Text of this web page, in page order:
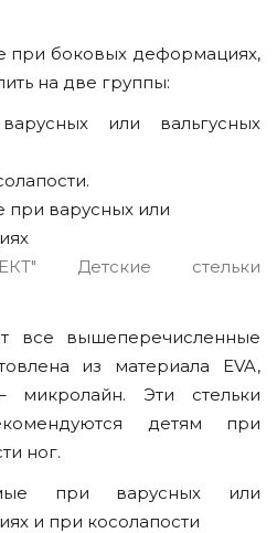
при боковых деформациях,
на две группы:
или вальгусных
при варусных или
Детские стельки
все вышеперечисленные
из материала EVA,
микролайн. Эти стельки
детям при
ног.
при варусных или
и при косолапости